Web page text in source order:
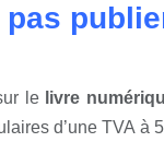
lelivre
d’une TVA à